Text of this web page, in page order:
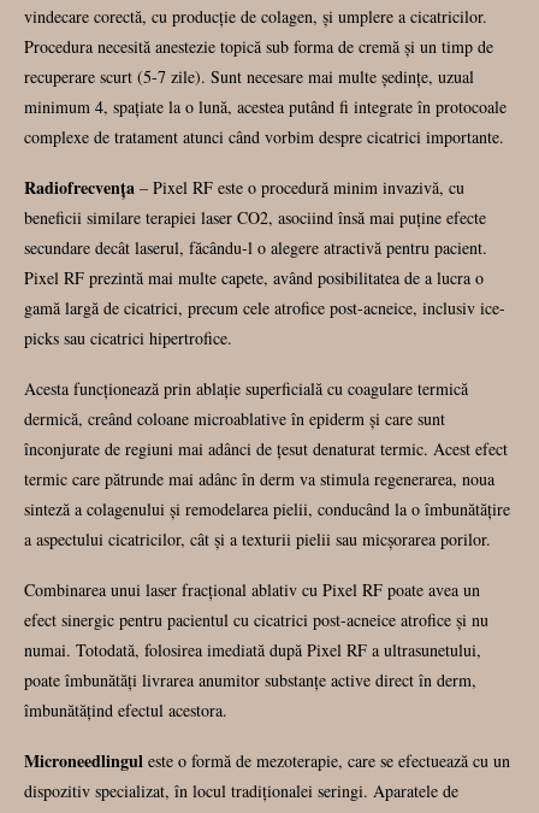
vindecare corectă, cu producție de colagen, și umplere a cicatricilor.
Procedura necesită anestezie topică sub forma de cremă și un timp de
recuperare scurt (5-7 zile). Sunt necesare mai multe ședințe, uzual
minimum 4, spațiate la o lună, acestea putând fi integrate în protocoale
complexe de tratament atunci când vorbim despre cicatrici importante.
Radiofrecvența – Pixel RF este o procedură minim invazivă, cu
beneficii similare terapiei laser CO2, asociind însă mai puține efecte
secundare decât laserul, făcându-l o alegere atractivă pentru pacient.
Pixel RF prezintă mai multe capete, având posibilitatea de a lucra o
gamă largă de cicatrici, precum cele atrofice post-acneice, inclusiv ice-
picks sau cicatrici hipertrofice.
Acesta funcționează prin ablație superficială cu coagulare termică
dermică, creând coloane microablative în epiderm și care sunt
înconjurate de regiuni mai adânci de țesut denaturat termic. Acest efect
termic care pătrunde mai adânc în derm va stimula regenerarea, noua
sinteză a colagenului și remodelarea pielii, conducând la o îmbunătățire
a aspectului cicatricilor, cât și a texturii pielii sau micșorarea porilor.
Combinarea unui laser fracțional ablativ cu Pixel RF poate avea un
efect sinergic pentru pacientul cu cicatrici post-acneice atrofice și nu
numai. Totodată, folosirea imediată după Pixel RF a ultrasunetului,
poate îmbunătăți livrarea anumitor substanțe active direct în derm,
îmbunătățind efectul acestora.
Microneedlingul este o formă de mezoterapie, care se efectuează cu un
dispozitiv specializat, în locul tradiționalei seringi. Aparatele de